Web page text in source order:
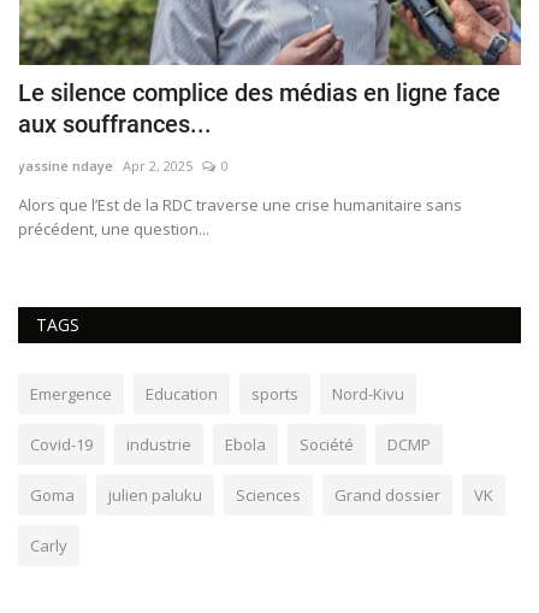
Le silence complice des médias en ligne face
aux souffrances...
yassine ndaye Apr 2, 2025 0
Alors que l’Est de la RDC traverse une crise humanitaire sans
précédent, une question...
TAGS
Emergence Education sports Nord-Kivu
Covid-19 industrie Ebola Société DCMP
Goma julien paluku Sciences Grand dossier VK
Carly